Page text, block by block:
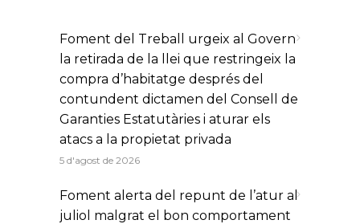
Foment del Treball urgeix al Govern
la retirada de la llei que restringeix la
compra d’habitatge després del
contundent dictamen del Consell de
Garanties Estatutàries i aturar els
atacs a la propietat privada
5 d'agost de 2026
Foment alerta del repunt de l’atur al
juliol malgrat el bon comportament